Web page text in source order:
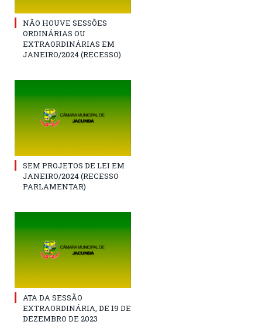
NÃO HOUVE SESSÕES
ORDINÁRIAS OU
EXTRAORDINÁRIAS EM
JANEIRO/2024 (RECESSO)
SEM PROJETOS DE LEI EM
JANEIRO/2024 (RECESSO
PARLAMENTAR)
ATA DA SESSÃO
EXTRAORDINÁRIA, DE 19 DE
DEZEMBRO DE 2023